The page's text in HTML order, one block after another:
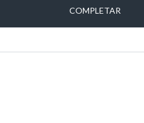
COMPLETAR